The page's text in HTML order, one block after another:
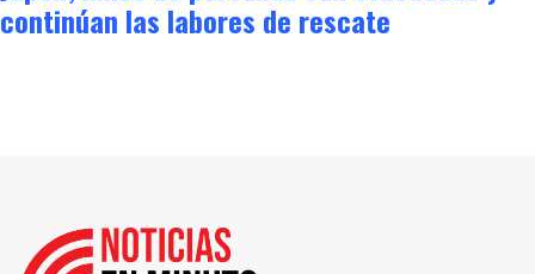
continúan las labores de rescate